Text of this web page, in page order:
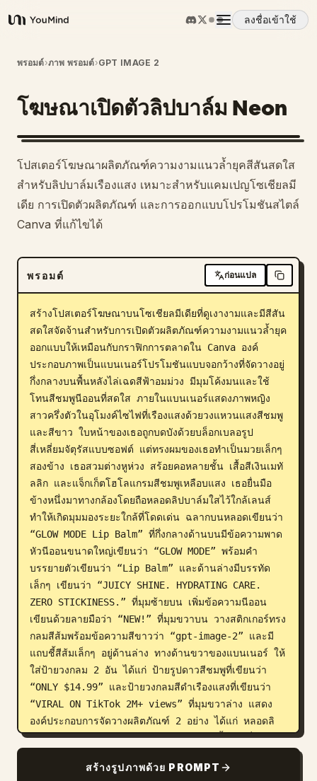
YouMind
ลงชื่อเข้าใช้
ภาพรวม
กรณีการใช้งาน
พรอมต์
ดาวน์โหลด
บล็อก
อัปเดต
พรอมต์›ภาพ พรอมต์›GPT IMAGE 2
โฆษณาเปิดตัวลิปบาล์ม Neon
โปสเตอร์โฆษณาผลิตภัณฑ์ความงามแนวล้ำยุคสีสันสดใส
สำหรับลิปบาล์มเรืองแสง เหมาะสำหรับแคมเปญโซเชียลมี
เดีย การเปิดตัวผลิตภัณฑ์ และการออกแบบโปรโมชันสไตล์
Canva ที่แก้ไขได้
พรอมต์ ก่อนแปล
สร้างโปสเตอร์โฆษณาบนโซเชียลมีเดียที่ดูเงางามและมีสีสัน
สดใสจัดจ้านสำหรับการเปิดตัวผลิตภัณฑ์ความงามแนวล้ำยุค
ออกแบบให้เหมือนกับกราฟิกการตลาดใน Canva องค์
ประกอบภาพเป็นแบนเนอร์โปรโมชันแบบจอกว้างที่จัดวางอยู่
กึ่งกลางบนพื้นหลังไล่เฉดสีฟ้าอมม่วง มีมุมโค้งมนและใช้
โทนสีชมพูนีออนที่สดใส ภายในแบนเนอร์แสดงภาพหญิง
สาวครึ่งตัวในอุโมงค์ไซไฟที่เรืองแสงด้วยวงแหวนแสงสีชมพู
และสีขาว ใบหน้าของเธอถูกบดบังด้วยบล็อกเบลอรูป
สี่เหลี่ยมจัตุรัสแบบซอฟต์ แต่ทรงผมของเธอทำเป็นมวยเล็กๆ
สองข้าง เธอสวมต่างหูห่วง สร้อยคอหลายชั้น เสื้อสีเงินเมทั
ลลิก และแจ็กเก็ตโฮโลแกรมสีชมพูเหลือบแสง เธอยื่นมือ
ข้างหนึ่งมาทางกล้องโดยถือหลอดลิปบาล์มใสไว้ใกล้เลนส์
ทำให้เกิดมุมมองระยะใกล้ที่โดดเด่น ฉลากบนหลอดเขียนว่า
“GLOW MODE Lip Balm” ที่กึ่งกลางด้านบนมีข้อความพาด
หัวนีออนขนาดใหญ่เขียนว่า “GLOW MODE” พร้อมคำ
บรรยายตัวเขียนว่า “Lip Balm” และด้านล่างมีบรรทัด
เล็กๆ เขียนว่า “JUICY SHINE. HYDRATING CARE.
ZERO STICKINESS.” ที่มุมซ้ายบน เพิ่มข้อความนีออน
เขียนด้วยลายมือว่า “NEW!” ที่มุมขวาบน วางสติกเกอร์ทรง
กลมสีส้มพร้อมข้อความสีขาวว่า “gpt-image-2” และมี
แถบชี้สีส้มเล็กๆ อยู่ด้านล่าง ทางด้านขวาของแบนเนอร์ ให้
ใส่ป้ายวงกลม 2 อัน ได้แก่ ป้ายรูปดาวสีชมพูที่เขียนว่า
“ONLY $14.99” และป้ายวงกลมสีดำเรืองแสงที่เขียนว่า
“VIRAL ON TikTok 2M+ views” ที่มุมขวาล่าง แสดง
องค์ประกอบการจัดวางผลิตภัณฑ์ 2 อย่าง ได้แก่ หลอดลิ
ปบาล์มแบบเปิดฝาพร้อมหัวแปรง และลูกพีชทั้งลูกหนึ่งผล
บนพื้นผิวสะท้อนแสงที่มีลวดลายแสงสีชมพูหมุนวน ตามแนว
สร้างรูปภาพด้วย PROMPT